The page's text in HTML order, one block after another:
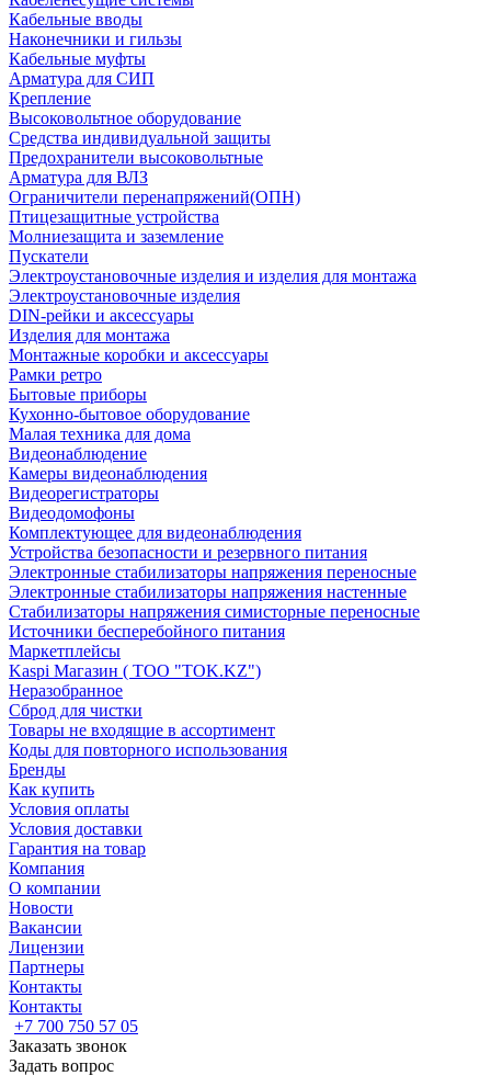
Кабельные вводы
Наконечники и гильзы
Кабельные муфты
Арматура для СИП
Крепление
Высоковольтное оборудование
Средства индивидуальной защиты
Предохранители высоковольтные
Арматура для ВЛЗ
Ограничители перенапряжений(ОПН)
Птицезащитные устройства
Молниезащита и заземление
Пускатели
Электроустановочные изделия и изделия для монтажа
Электроустановочные изделия
DIN-рейки и аксессуары
Изделия для монтажа
Монтажные коробки и аксессуары
Рамки ретро
Бытовые приборы
Кухонно-бытовое оборудование
Малая техника для дома
Видеонаблюдение
Камеры видеонаблюдения
Видеорегистраторы
Видеодомофоны
Комплектующее для видеонаблюдения
Устройства безопасности и резервного питания
Электронные стабилизаторы напряжения переносные
Электронные стабилизаторы напряжения настенные
Стабилизаторы напряжения симисторные переносные
Источники бесперебойного питания
Маркетплейсы
Kaspi Магазин ( ТОО "TOK.KZ")
Неразобранное
Сброд для чистки
Товары не входящие в ассортимент
Коды для повторного использования
Бренды
Как купить
Условия оплаты
Условия доставки
Гарантия на товар
Компания
О компании
Новости
Вакансии
Лицензии
Партнеры
Контакты
Контакты
+7 700 750 57 05
Заказать звонок
Задать вопрос